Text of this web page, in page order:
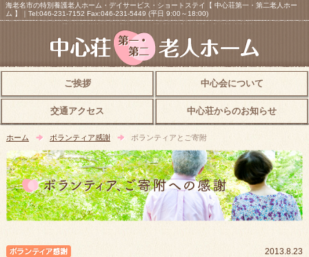
海老名市の特別養護老人ホーム・デイサービス・ショートステイ【 中心荘第一・第二老人ホー
ム 】｜Tel:046-231-7152 Fax:046-231-5449 (平日 9:00～18:00)
ご挨拶 中心会について
交通アクセス 中心荘からのお知らせ
ホーム ボランティア感謝 ボランティアとご寄附
2013.8.23